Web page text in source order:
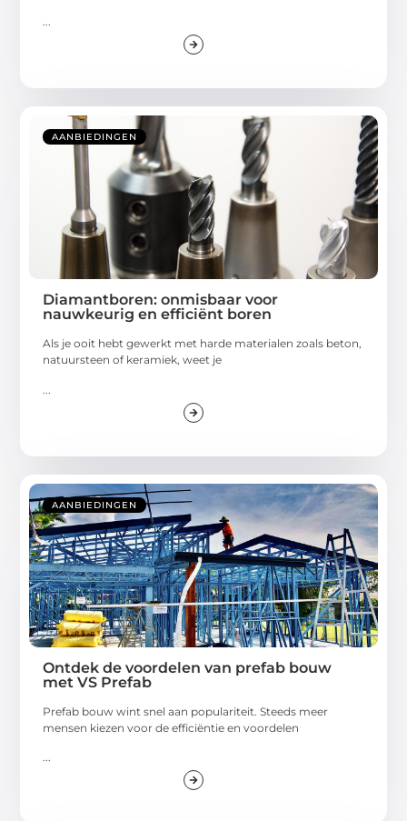
...
AANBIEDINGEN
Diamantboren: onmisbaar voor
nauwkeurig en efficiënt boren
Als je ooit hebt gewerkt met harde materialen zoals beton,
natuursteen of keramiek, weet je
AANBIEDINGEN
Ontdek de voordelen van prefab bouw
met VS Prefab
Prefab bouw wint snel aan populariteit. Steeds meer
mensen kiezen voor de efficiëntie en voordelen
...